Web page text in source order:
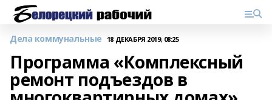
Дела коммунальные 18 ДЕКАБРЯ 2019, 08:25
Программа «Комплексный
ремонт подъездов в